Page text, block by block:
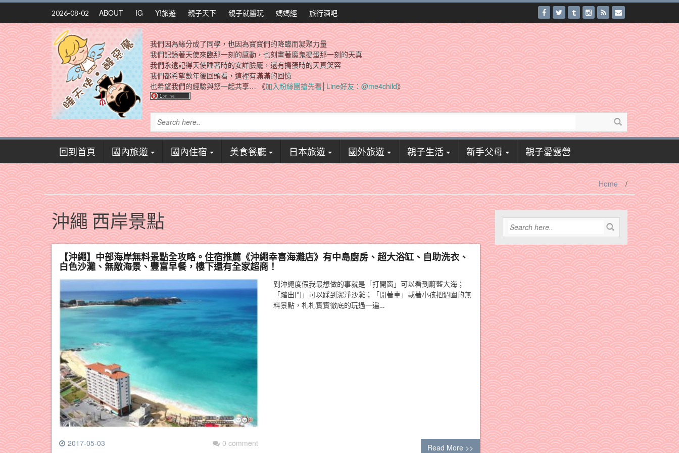
Skip
content
2026-08-02 ABOUT IG Y!旅遊 親子天下 親子就醬玩 媽媽經 旅行酒吧
我們因為緣分成了同學，也因為寶寶們的降臨而凝聚力量
我們記錄著天使來臨那一刻的感動，也刻畫著魔鬼搗蛋那一刻的天真
我們永遠記得天使睡著時的安詳臉龐，還有搗蛋時的天真笑容
我們都希望數年後回頭看，這裡有滿滿的回憶
也希望我們的經驗與您一起共享… 《加入粉絲團搶先看│Line好友：@me4child》
回到首頁 國內旅遊 國內住宿 美食餐廳 日本旅遊 國外旅遊 親子生活 新手父母 親子愛露營
Home /
沖繩 西岸景點
【沖繩】中部海岸無料景點全攻略。住宿推薦《沖繩幸喜海灘店》有中島廚房、超大浴缸、自助洗衣、
白色沙灘、無敵海景、豐富早餐，樓下還有全家超商！
2017-05-03 0 comment
到沖繩度假我最想做的事就是「打開窗」可以看到蔚藍大海；
「踏出門」可以踩到潔淨沙灘；「開著車」載著小孩把週圍的無
料景點，札札實實徹底的玩過一遍…
Read More >>